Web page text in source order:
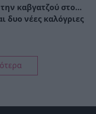
καβγατζού στο…
δυο νέες καλόγριες